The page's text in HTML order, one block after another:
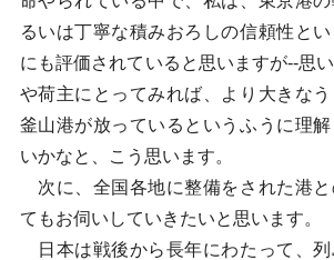
るいは丁寧な積みおろしの信頼性と
にも評価されていると思いますが--思
や荷主にとってみれば、より大きな
釜山港が放っているというふうに理
いかなと、こう思います。
次に、全国各地に整備をされた港と
てもお伺いしていきたいと思います。
日本は戦後から長年にわたって、